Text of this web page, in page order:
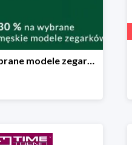
-30% na wybrane modele zegarków